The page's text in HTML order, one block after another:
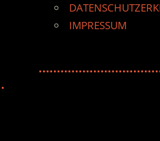
IMPRESSUM